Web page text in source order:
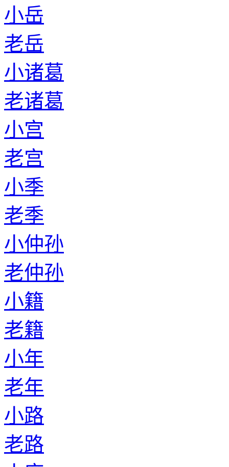
小岳
老岳
小诸葛
老诸葛
小宫
老宫
小季
老季
小仲孙
老仲孙
小籍
老籍
小年
老年
小路
老路